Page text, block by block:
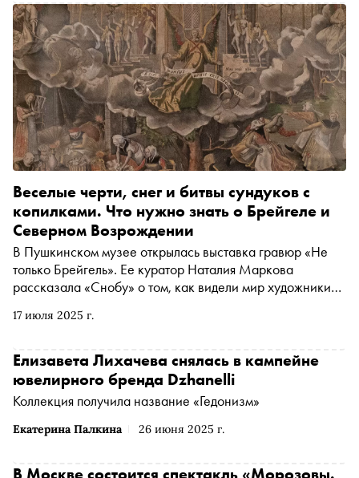
искусствовед и бывший директор Пушкинского музея
Елизавета Лихачева на примерах от Рафаэля до Ле
Корбюзье объясняет, почему контекст решает все.
Читайте ее эссе в эксклюзивной публикации «Сноба»
17 июля 2025 г.
Веселые черти, снег и битвы сундуков с
копилками. Что нужно знать о Брейгеле и
Северном Возрождении
В Пушкинском музее открылась выставка гравюр «Не
только Брейгель». Ее куратор Наталия Маркова
рассказала «Снобу» о том, как видели мир художники
цитировали Брейгеля в своих фильмах, что связывает
Джуса и чем отличается Северное Возрождение от
итальянского
Екатерина Палкина 26 июня 2025 г.
Елизавета Лихачева снялась в кампейне
ювелирного бренда Dzhanelli
Коллекция получила название «Гедонизм»
В Москве состоится спектакль «Морозовы.